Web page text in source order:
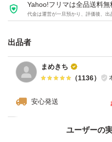
Yahoo!フリマは全品送料無
代金は運営が一旦預かり、評価後、出
出品者
まめきち
（1136）
安心発送
ユーザーの
価格の相談